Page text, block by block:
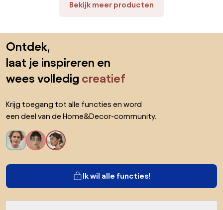
Bekijk meer producten
Ontdek,
laat je inspireren en
wees volledig creatief
Krijg toegang tot alle functies en word
een deel van de Home&Decor-community.
Ik wil alle functies!